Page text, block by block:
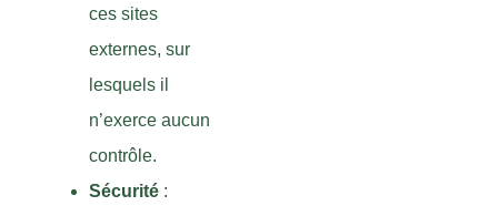
ces sites
externes, sur
lesquels il
n’exerce aucun
contrôle.
Sécurité :